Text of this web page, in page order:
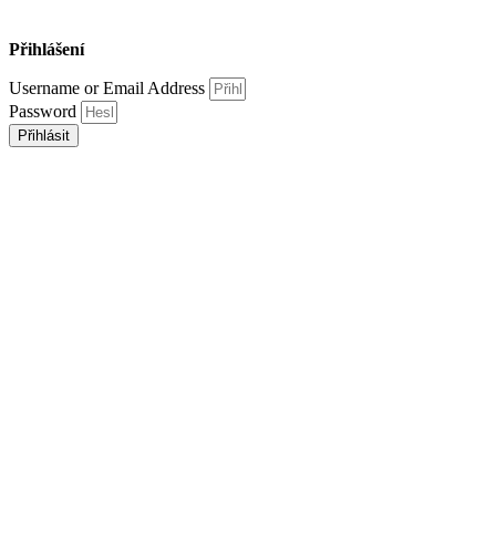
Přihlášení
Username or Email Address
Password
Přihlásit